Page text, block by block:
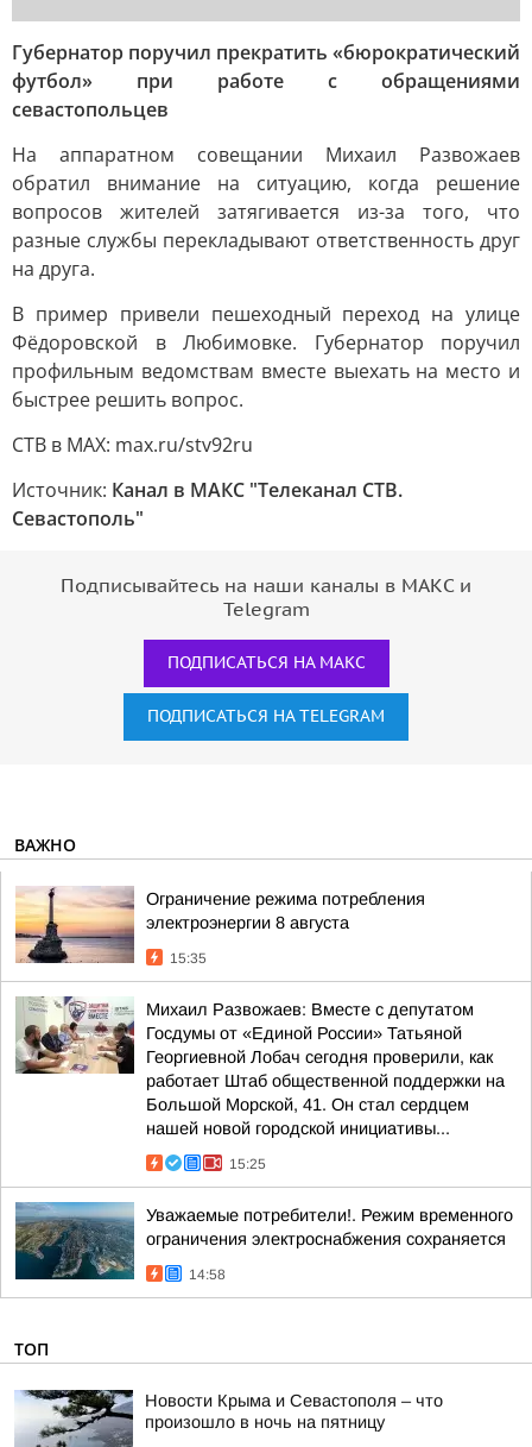
Губернатор поручил прекратить «бюрократический
футбол» при работе с обращениями
севастопольцев
На аппаратном совещании Михаил Развожаев
обратил внимание на ситуацию, когда решение
вопросов жителей затягивается из-за того, что
разные службы перекладывают ответственность друг
на друга.
В пример привели пешеходный переход на улице
Фёдоровской в Любимовке. Губернатор поручил
профильным ведомствам вместе выехать на место и
быстрее решить вопрос.
СТВ в MAX: max.ru/stv92ru
Источник: Канал в МАКС "Телеканал CТВ.
Севастополь"
Подписывайтесь на наши каналы в МАКС и
Telegram
ПОДПИСАТЬСЯ НА МАКС
ПОДПИСАТЬСЯ НА TELEGRAM
ВАЖНО
Ограничение режима потребления
электроэнергии 8 августа
15:35
Михаил Развожаев: Вместе с депутатом
Госдумы от «Единой России» Татьяной
Георгиевной Лобач сегодня проверили, как
работает Штаб общественной поддержки на
Большой Морской, 41. Он стал сердцем
нашей новой городской инициативы...
15:25
Уважаемые потребители!. Режим временного
ограничения электроснабжения сохраняется
14:58
ТОП
Новости Крыма и Севастополя – что
произошло в ночь на пятницу